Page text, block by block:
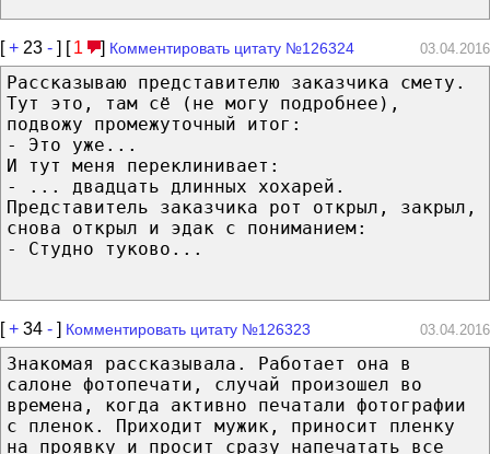
[+ 23 - ] [ 1 ] Комментировать цитату №126324 03.04.2016
Рассказываю представителю заказчика смету.
Тут это, там сё (не могу подробнее),
подвожу промежуточный итог:
- Это уже...
И тут меня переклинивает:
- ... двадцать длинных хохарей.
Представитель заказчика рот открыл, закрыл,
снова открыл и эдак с пониманием:
- Студно туково...
[+ 34 - ] Комментировать цитату №126323 03.04.2016
Знакомая рассказывала. Работает она в
салоне фотопечати, случай произошел во
времена, когда активно печатали фотографии
с пленок. Приходит мужик, приносит пленку
на проявку и просит сразу напечатать все